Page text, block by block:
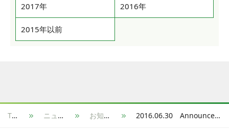
2017年 2016年
2015年以前
TOP ニュース お知らせ 2016.06.30 Announcement of Capital and Business Tie-up with wizpra Co.Ltd.